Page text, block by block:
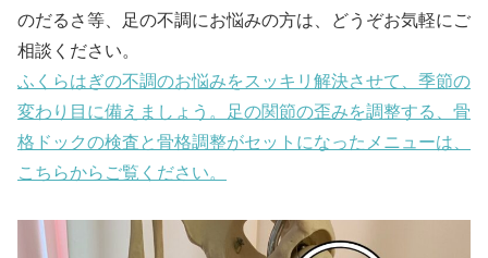
のだるさ等、足の不調にお悩みの方は、どうぞお気軽にご
相談ください。
ふくらはぎの不調のお悩みをスッキリ解決させて、季節の
変わり目に備えましょう。足の関節の歪みを調整する、骨
格ドックの検査と骨格調整がセットになったメニューは、
こちらからご覧ください。